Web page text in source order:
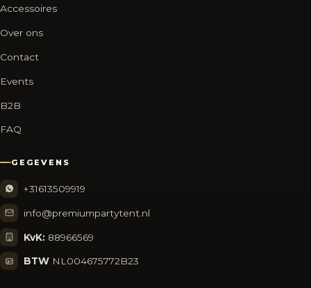
Accessoires
Over ons
Contact
Events
B2B
FAQ
GEGEVENS
+31613509919
info@premiumpartytent.nl
KvK: 88966569
BTW NL004675772B23